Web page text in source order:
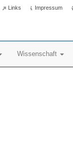
Wissenschaft
Links Impressum